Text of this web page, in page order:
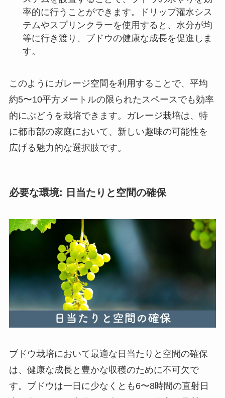
率的に行うことができます。ドリップ灌水シス
テムやスプリンクラーを使用すると、水分が均
等に行き渡り、ブドウの健康な成長を促進しま
す。
このようにガレージ空間を利用することで、平均
約5〜10平方メートルの限られたスペースでも効率
的にぶどうを栽培できます。ガレージ栽培は、特
に都市部の家庭において、新しい趣味の可能性を
広げる魅力的な選択肢です。
必要な環境: 日当たりと空間の確保
ブドウ栽培において最適な日当たりと空間の確保
は、健康な成長と豊かな収穫のために不可欠で
す。ブドウは一日に少なくとも6〜8時間の直射日